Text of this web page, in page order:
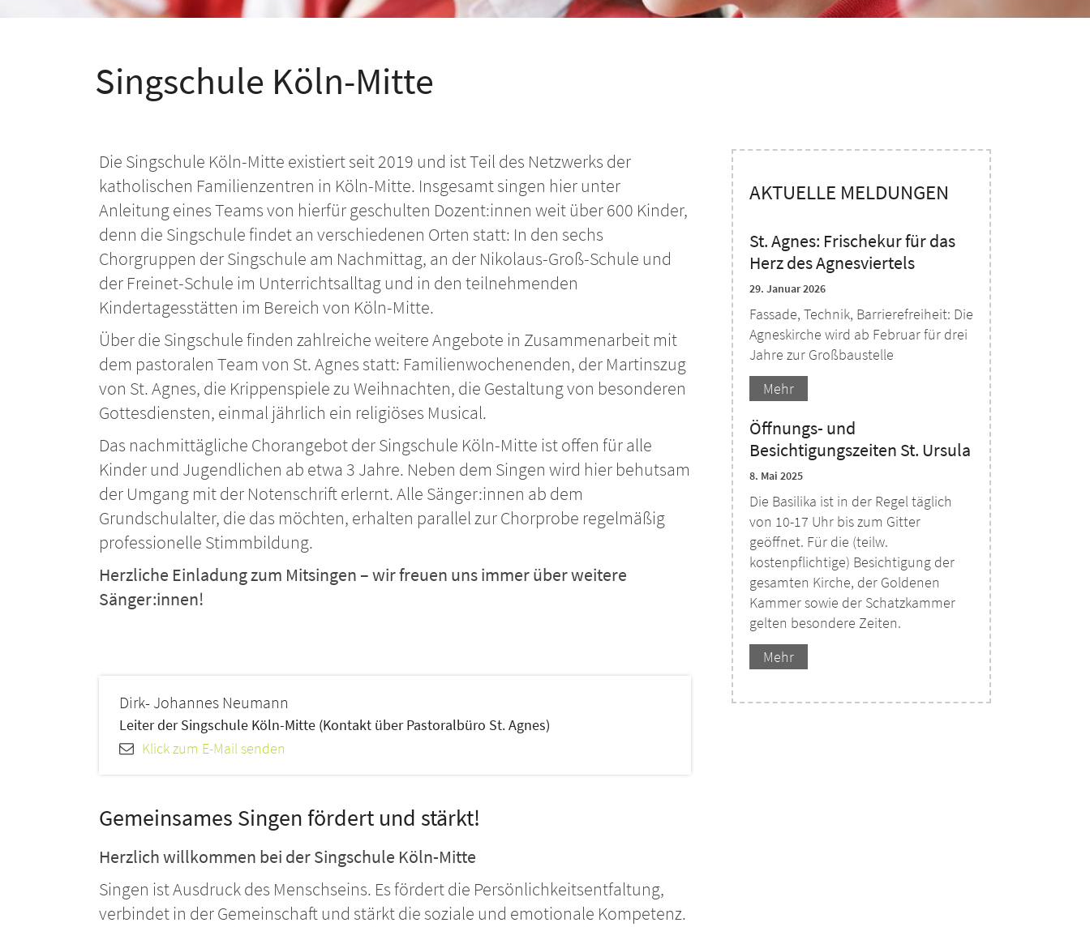
Singschule Köln-Mitte
Die Singschule Köln-Mitte existiert seit 2019 und ist Teil des Netzwerks der
katholischen Familienzentren in Köln-Mitte. Insgesamt singen hier unter
Anleitung eines Teams von hierfür geschulten Dozent:innen weit über 600 Kinder,
denn die Singschule findet an verschiedenen Orten statt: In den sechs
Chorgruppen der Singschule am Nachmittag, an der Nikolaus-Groß-Schule und
der Freinet-Schule im Unterrichtsalltag und in den teilnehmenden
Kindertagesstätten im Bereich von Köln-Mitte.
Über die Singschule finden zahlreiche weitere Angebote in Zusammenarbeit mit
dem pastoralen Team von St. Agnes statt: Familienwochenenden, der Martinszug
von St. Agnes, die Krippenspiele zu Weihnachten, die Gestaltung von besonderen
Gottesdiensten, einmal jährlich ein religiöses Musical.
Das nachmittägliche Chorangebot der Singschule Köln-Mitte ist offen für alle
Kinder und Jugendlichen ab etwa 3 Jahre. Neben dem Singen wird hier behutsam
der Umgang mit der Notenschrift erlernt. Alle Sänger:innen ab dem
Grundschulalter, die das möchten, erhalten parallel zur Chorprobe regelmäßig
professionelle Stimmbildung.
Herzliche Einladung zum Mitsingen – wir freuen uns immer über weitere
Sänger:innen!
Dirk- Johannes Neumann
Leiter der Singschule Köln-Mitte (Kontakt über Pastoralbüro St. Agnes)
Klick zum E-Mail senden
Gemeinsames Singen fördert und stärkt!
Herzlich willkommen bei der Singschule Köln-Mitte
Singen ist Ausdruck des Menschseins. Es fördert die Persönlichkeitsentfaltung,
verbindet in der Gemeinschaft und stärkt die soziale und emotionale Kompetenz.
AKTUELLE MELDUNGEN
St. Agnes: Frischekur für das
Herz des Agnesviertels
29. Januar 2026
Fassade, Technik, Barrierefreiheit: Die
Agneskirche wird ab Februar für drei
Jahre zur Großbaustelle
Mehr
Öffnungs- und
Besichtigungszeiten St. Ursula
8. Mai 2025
Die Basilika ist in der Regel täglich
von 10-17 Uhr bis zum Gitter
geöffnet. Für die (teilw.
kostenpflichtige) Besichtigung der
gesamten Kirche, der Goldenen
Kammer sowie der Schatzkammer
gelten besondere Zeiten.
Mehr